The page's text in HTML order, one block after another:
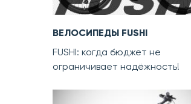
ВЕЛОСИПЕДЫ FUSHI
FUSHI: когда бюджет не
ограничивает надёжность!